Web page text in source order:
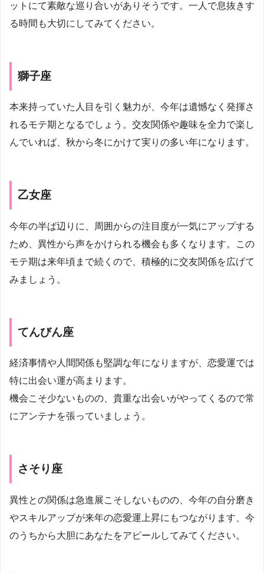
ットにて素敵な巡り合いがありそうです。一人で息抜きす
る時間も大切にしてみてください。
獅子座
本来持っていた人目を引く魅力が、今年は遺憾なく発揮さ
れるモテ期となるでしょう。交友関係や趣味を全力で楽し
んでいれば、秋から冬にかけて実りの多い年になります。
乙女座
今年の半ば辺りに、周囲からの注目度が一気にアップする
ため、異性から声をかけられる機会も多くなります。この
モテ期は来年頃まで続くので、積極的に交友関係を広げて
みましょう。
てんびん座
経済事情や人間関係も堅調な年になりますが、恋愛運では
特に出会い運が高まります。
機会こそ少ないものの、貴重な出会いがやってくるので常
にアンテナを張っていましょう。
さそり座
異性との関係は急進展こそしないものの、今年の自分磨き
やスキルアップが来年の恋愛運上昇にもつながります、今
のうちから大胆にあなたをアピールしてみてください。